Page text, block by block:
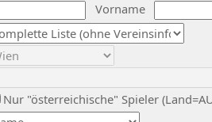
Vorname
Nur "österreichische" Spieler